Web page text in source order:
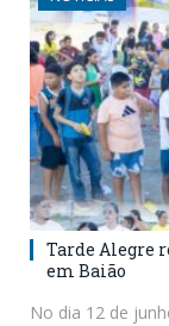
Tarde Alegre
em Baião
No dia 12 de